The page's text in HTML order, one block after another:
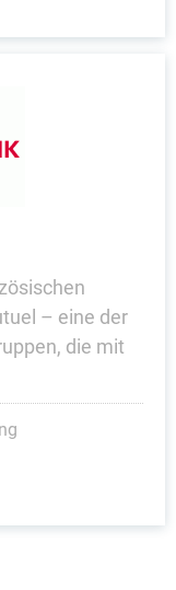
– eine der
die mit